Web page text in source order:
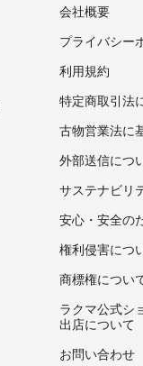
会社概要
プライバシー
利用規約
特定商取引法
古物営業法に
外部送信につ
サステナビリ
安心・安全の
権利侵害につ
商標権につい
ラクマ公式シ
出店について
お問い合わせ